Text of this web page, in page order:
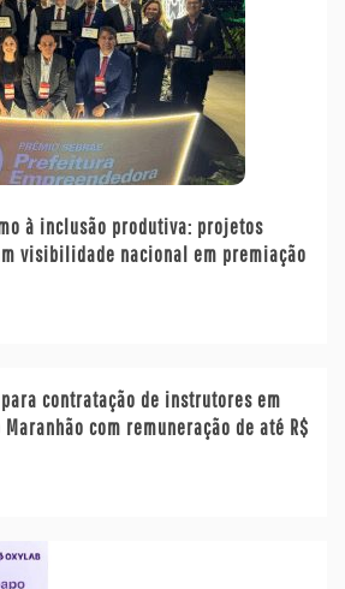
à inclusão produtiva: projetos
visibilidade nacional em premiação
contratação de instrutores em
com remuneração de até R$